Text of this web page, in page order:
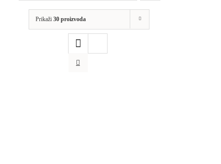
Prikaži 30 proizvoda